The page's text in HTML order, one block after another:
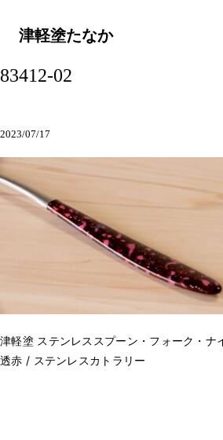
津軽塗たなか
83412-02
2023/07/17
津軽塗 ステンレススプーン・フォーク・ナ
透赤 / ステンレスカトラリー